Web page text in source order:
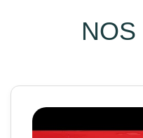
NOS